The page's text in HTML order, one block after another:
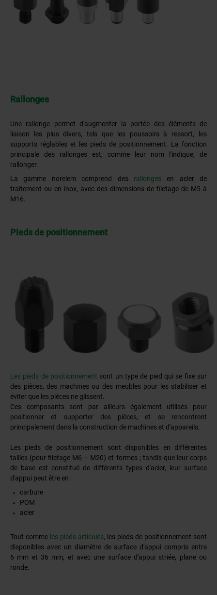
Rallonges
Une rallonge permet d'augmenter la portée des éléments de
liaison les plus divers, tels que les poussoirs à ressort, les
supports réglables et les pieds de positionnement. La fonction
principale des rallonges est, comme leur nom l'indique, de
rallonger.
La gamme norelem comprend des rallongesen acier de
traitement ou en inox, avec des dimensions de filetage de M5 à
M16.
Pieds de positionnement
Les pieds de positionnement sont un type de pied qui se fixe sur
des pièces, des machines ou des meubles pour les stabiliser et
éviter que les pièces ne glissent.
Ces composants sont par ailleurs également utilisés pour
positionner et supporter des pièces, et se rencontrent
principalement dans la construction de machines et d'appareils.
Les pieds de positionnement sont disponibles en différentes
tailles (pour filetage M6 – M20) et formes ; tandis que leur corps
de base est constitué de différents types d'acier, leur surface
d'appui peut être en :
carbure
POM
acier
Tout comme les pieds articulés, les pieds de positionnement sont
disponibles avec un diamètre de surface d'appui compris entre
6 mm et 36 mm, et avec une surface d'appui striée, plane ou
ronde.